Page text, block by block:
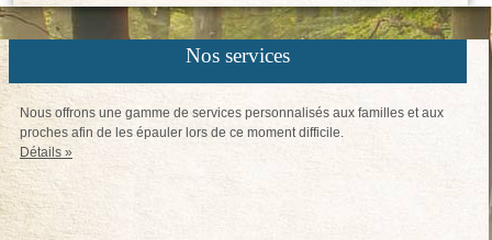
Nos services
Nous offrons une gamme de services personnalisés aux familles et aux
proches afin de les épauler lors de ce moment difficile.
Détails »